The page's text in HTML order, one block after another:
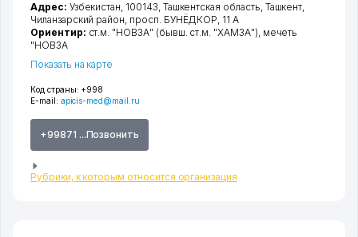
Код страны: +998
E-mail: apicis-med@mail.ru
+99871 ...Позвонить
Рубрики, к которым относится организация
Адрес: Узбекистан, 100143, Ташкентская область, Ташкент,
Чиланзарский район, просп. БУНЁДКОР, 11 А
Ориентир: ст.м. "НОВЗА" (бывш. ст.м. "ХАМЗА"), мечеть
"НОВЗА
Показать на карте